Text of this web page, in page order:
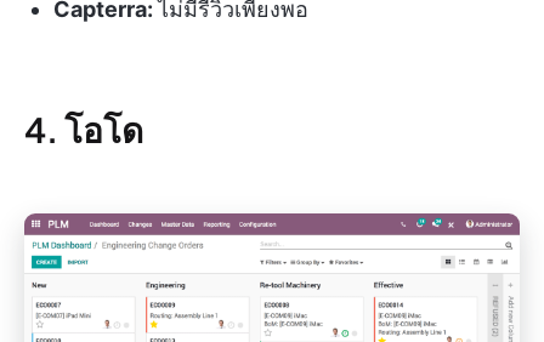
Capterra:ไม่มีรีวิวเพียงพอ
4. โอโด